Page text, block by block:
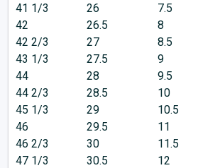
41 1/3
26
7.5
42
26.5
8
42 2/3
27
8.5
43 1/3
27.5
9
44
28
9.5
44 2/3
28.5
10
45 1/3
29
10.5
46
29.5
11
46 2/3
30
11.5
47 1/3
30.5
12